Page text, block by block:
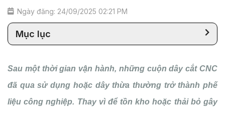
Ngày đăng: 24/09/2025 02:21 PM
Mục lục
Sau một thời gian vận hành, những cuộn dây cắt CNC
đã qua sử dụng hoặc dây thừa thường trở thành phế
liệu công nghiệp. Thay vì để tồn kho hoặc thải bỏ gây